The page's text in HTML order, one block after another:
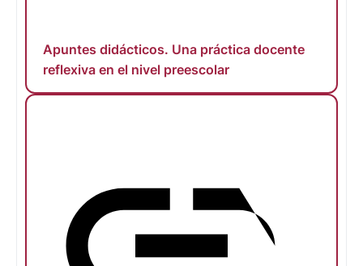
Apuntes didácticos. Una práctica docente
reflexiva en el nivel preescolar